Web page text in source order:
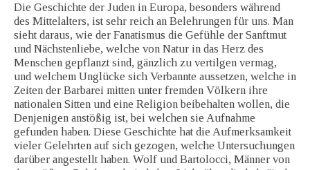
Die Geschichte der Juden in Europa, besonders während
des Mittelalters, ist sehr reich an Belehrungen für uns. Man
sieht daraus, wie der Fanatismus die Gefühle der Sanftmut
und Nächstenliebe, welche von Natur in das Herz des
Menschen gepflanzt sind, gänzlich zu vertilgen vermag,
und welchem Unglücke sich Verbannte aussetzen, welche in
Zeiten der Barbarei mitten unter fremden Völkern ihre
nationalen Sitten und eine Religion beibehalten wollen, die
Denjenigen anstößig ist, bei welchen sie Aufnahme
gefunden haben. Diese Geschichte hat die Aufmerksamkeit
vieler Gelehrten auf sich gezogen, welche Untersuchungen
darüber angestellt haben. Wolf und Bartolocci, Männer von